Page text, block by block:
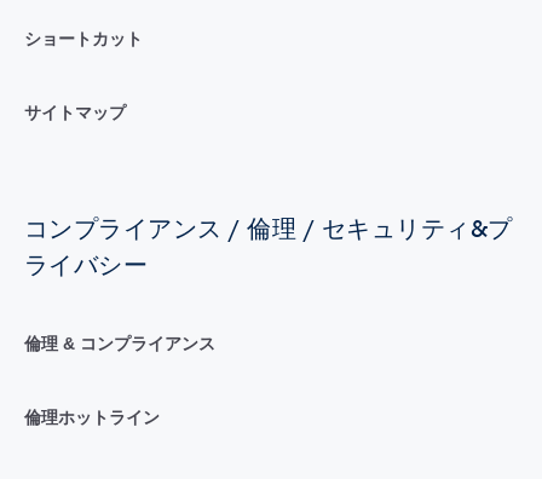
ショートカット
サイトマップ
コンプライアンス / 倫理 / セキュリティ&プ
ライバシー
倫理 & コンプライアンス
倫理ホットライン